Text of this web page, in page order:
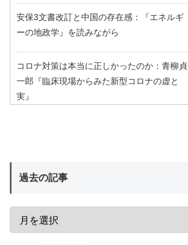
安保3文書改訂と中国の存在感：『エネルギ
ーの地政学』を読みながら
コロナ対策は本当に正しかったのか：青柳貞
一郎『臨床現場からみた新型コロナの虚と
実』
過去の記事